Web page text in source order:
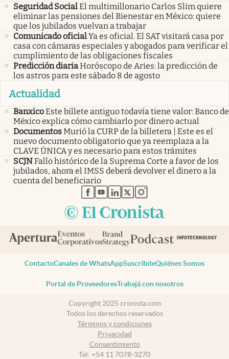
Seguridad SocialEl multimillonario Carlos Slim quiere
eliminar las pensiones del Bienestar en México: quiere
que los jubilados vuelvan a trabajar
Comunicado oficialYa es oficial. El SAT visitará casa por
casa con cámaras especiales y abogados para verificar el
cumplimiento de las obligaciones fiscales
Predicción diariaHoróscopo de Aries: la predicción de
los astros para este sábado 8 de agosto
Actualidad
BanxicoEste billete antiguo todavía tiene valor: Banco de
México explica cómo cambiarlo por dinero actual
DocumentosMurió la CURP de la billetera | Este es el
nuevo documento obligatorio que ya reemplaza a la
CLAVE ÚNICA y es necesario para estos trámites
SCJNFallo histórico de la Suprema Corte a favor de los
jubilados, ahora el IMSS deberá devolver el dinero a la
cuenta del beneficiario
abre en nueva pestaña
abre en nueva pestaña
abre en nueva pestaña
abre en nueva pestaña
abre en nueva pestaña
ContactoCanales de WhatsAppSuscribiteQuiénes Somos
Portal de ProveedoresTrabajá con nosotros
Copyright 2025 cronista.com
Todos los derechos reservados
Términos y condiciones
Privacidad
Consentimiento
Tel: +54 11 7078-3270